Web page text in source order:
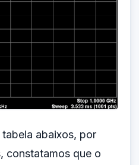
abaixos, por
constatamos que o